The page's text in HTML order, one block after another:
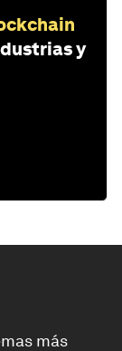
y
más